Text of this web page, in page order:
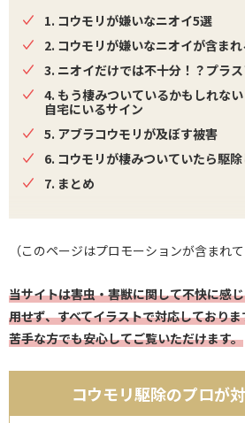
1. コウモリが嫌いなニオイ5選
2. コウモリが嫌いなニオイが含ま
3. ニオイだけでは不十分！？プラ
4. もう棲みついているかもしれな
自宅にいるサイン
5. アブラコウモリが及ぼす被害
6. コウモリが棲みついていたら駆除
7. まとめ
（このページはプロモーションが含まれて
当サイトは害虫・害獣に関して不快に感
用せず、すべてイラストで対応しており
苦手な方でも安心してご覧いただけます。
コウモリ駆除のプロが